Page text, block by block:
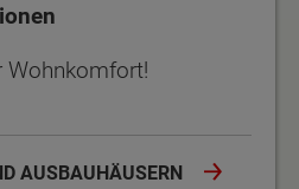
Wohnkomfort!
AUSBAUHÄUSERN